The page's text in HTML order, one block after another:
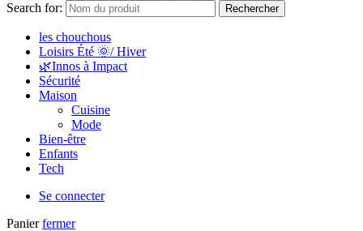
Search for:
Rechercher
les chouchous
Loisirs Été 🌞/ Hiver
🌿Innos à Impact
Sécurité
Maison
Cuisine
Mode
Bien-être
Enfants
Tech
Se connecter
Panier fermer